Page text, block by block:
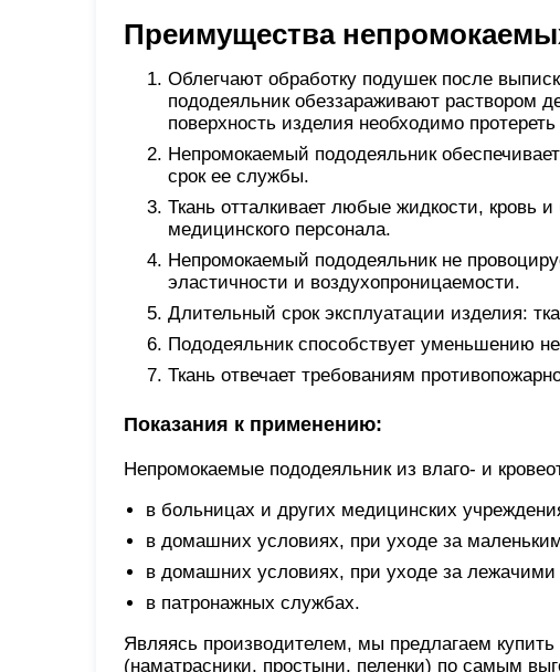
Преимущества
Облегчают обработку подушек после
пододеяльник обеззараживают раствором
поверхность изделия необходимо
Непромокаемый пододеяльник
срок ее службы.
Ткань отталкивает любые жидкости, кровь и
медицинского персонала.
Непромокаемый пододеяльник не
эластичности и воздухопроницаемости.
Длительный срок эксплуатации изделия:
Пододеяльник способствует уменьшению
Ткань отвечает требованиям
Показания к применению:
Непромокаемые пододеяльник из влаго- и
в больницах и других медицинских
в домашних условиях, при уходе за
в домашних условиях, при уходе за
в патронажных службах.
Являясь производителем, мы предлагаем
(наматрасники, простыни, пеленки) по самым